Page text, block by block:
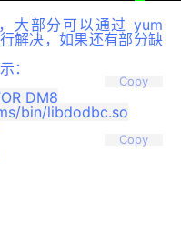
大部分可以通过 yum
解决，如果还有部分缺
：
Copy
DM8
Copy